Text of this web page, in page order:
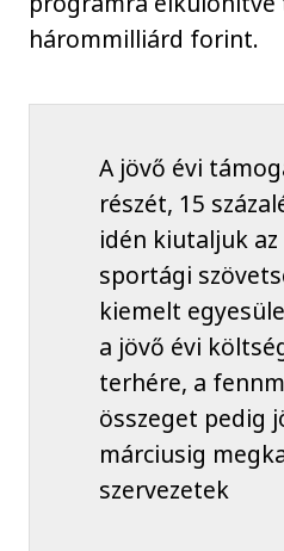
hárommilliárd forint.
A jövő évi
részét, 15
idén kiutaljuk
sportági
kiemelt
a jövő évi
terhére, a
összeget pedig
márciusig
szervezetek